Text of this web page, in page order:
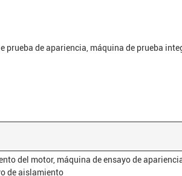
de apariencia, máquina de prueba
del motor, máquina de ensayo de
de aislamiento